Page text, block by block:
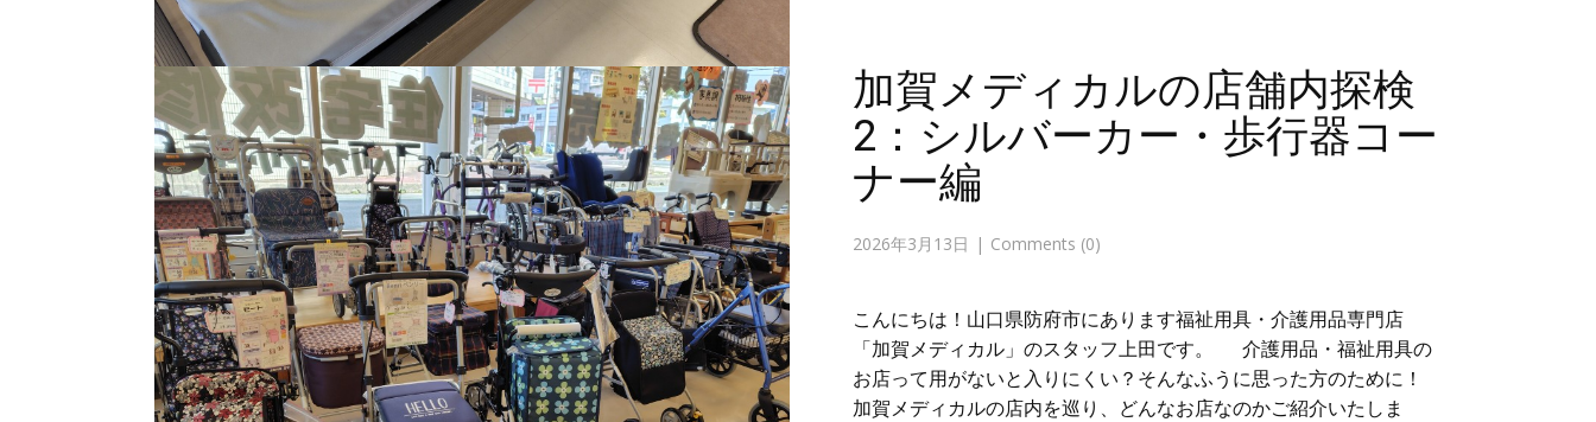
加賀メディカルの店舗内探検
2：シルバーカー・歩行器コー
ナー編
2026年3月13日 Comments (0)
こんにちは！山口県防府市にあります福祉用具・介護用品専門店
「加賀メディカル」のスタッフ上田です。 介護用品・福祉用具の
お店って用がないと入りにくい？そんなふうに思った方のために！
加賀メディカルの店内を巡り、どんなお店なのかご紹介いたしま